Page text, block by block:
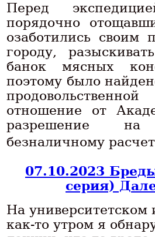
Перед
порядочно
озаботились своим
городу,
банок мясных
поэтому было
отношение от
разрешение
безналичному
07.10.2023
серия)
На
как-то утром я